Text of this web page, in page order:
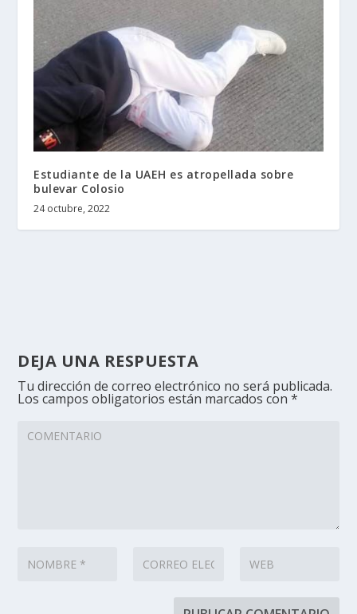
Estudiante de la UAEH es atropellada sobre
bulevar Colosio
24 octubre, 2022
DEJA UNA RESPUESTA
Tu dirección de correo electrónico no será publicada.
Los campos obligatorios están marcados con*